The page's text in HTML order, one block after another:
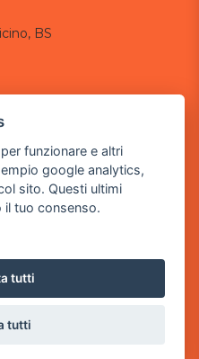
BS
funzionare e altri
google analytics,
sito. Questi ultimi
tuo consenso.
tutti
tutti